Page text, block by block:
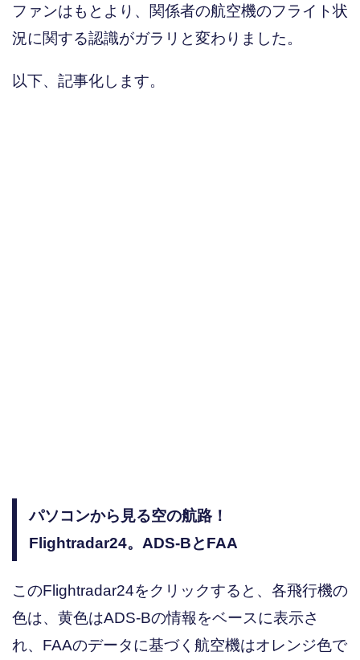
ファンはもとより、関係者の航空機のフライト状
況に関する認識がガラリと変わりました。
以下、記事化します。
パソコンから見る空の航路！
Flightradar24。ADS-BとFAA
このFlightradar24をクリックすると、各飛行機の
色は、黄色はADS-Bの情報をベースに表示さ
れ、FAAのデータに基づく航空機はオレンジ色で